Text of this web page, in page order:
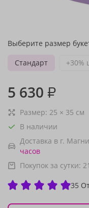
Выберите размер
Стандарт
+30%
5 630 ₽
Размер: 25 × 35 см
В наличии
Доставка в г.
часов
Покупок за сутки: 21
35